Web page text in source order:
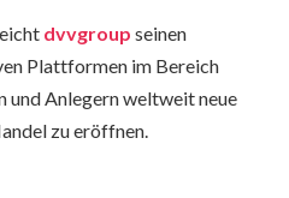
dvvgroup seinen
Plattformen im Bereich
und Anlegern weltweit neue
zu eröffnen.